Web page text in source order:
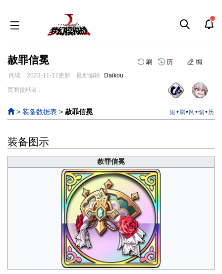
赦罪信冕 刷 历 编
阅读 2023-11-17更新 最新编辑: Daikou
跳
导
航
跳
搜
索
页面贡献者 :
> 装备数据表 > 赦罪信冕 短 •刷 •阅 •编•历
装备图示
赦罪信冕